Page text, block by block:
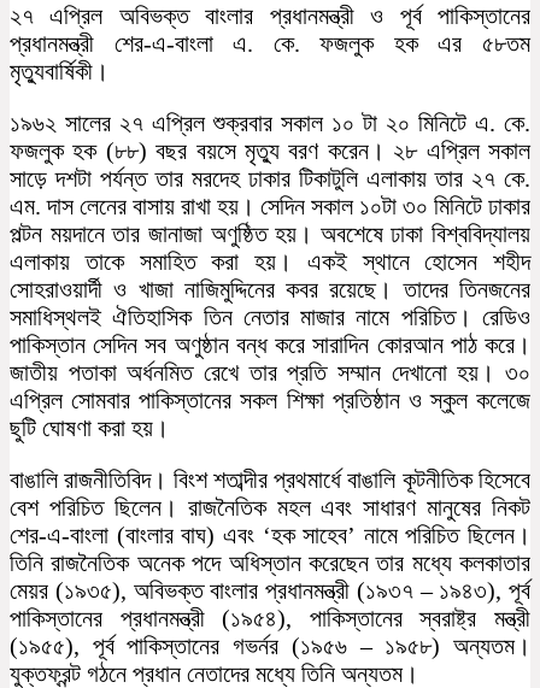
২৭ এপ্রিল অবিভক্ত বাংলার প্রধানমন্ত্রী ও পূর্ব পাকিস্তানের
প্রধানমন্ত্রী শের-এ-বাংলা এ. কে. ফজলুক হক এর ৫৮তম
মৃত্যুবার্ষিকী।
১৯৬২ সালের ২৭ এপ্রিল শুক্রবার সকাল ১০ টা ২০ মিনিটে এ. কে.
ফজলুক হক (৮৮) বছর বয়সে মৃত্যু বরণ করেন। ২৮ এপ্রিল সকাল
সাড়ে দশটা পর্যন্ত তার মরদেহ ঢাকার টিকাটুলি এলাকায় তার ২৭ কে.
এম. দাস লেনের বাসায় রাখা হয়। সেদিন সকাল ১০টা ৩০ মিনিটে ঢাকার
পল্টন ময়দানে তার জানাজা অণুষ্ঠিত হয়। অবশেষে ঢাকা বিশ্ববিদ্যালয়
এলাকায় তাকে সমাহিত করা হয়। একই স্থানে হোসেন শহীদ
সোহরাওয়ার্দী ও খাজা নাজিমুদ্দিনের কবর রয়েছে। তাদের তিনজনের
সমাধিস্থলই ঐতিহাসিক তিন নেতার মাজার নামে পরিচিত। রেডিও
পাকিস্তান সেদিন সব অণুষ্ঠান বন্ধ করে সারাদিন কোরআন পাঠ করে।
জাতীয় পতাকা অর্ধনমিত রেখে তার প্রতি সম্মান দেখানো হয়। ৩০
এপ্রিল সোমবার পাকিস্তানের সকল শিক্ষা প্রতিষ্ঠান ও স্কুল কলেজে
ছুটি ঘোষণা করা হয়।
বাঙালি রাজনীতিবিদ। বিংশ শতাব্দীর প্রথমার্ধে বাঙালি কূটনীতিক হিসেবে
বেশ পরিচিত ছিলেন। রাজনৈতিক মহল এবং সাধারণ মানুষের নিকট
শের-এ-বাংলা (বাংলার বাঘ) এবং ‘হক সাহেব’ নামে পরিচিত ছিলেন।
তিনি রাজনৈতিক অনেক পদে অধিস্তান করেছেন তার মধ্যে কলকাতার
মেয়র (১৯৩৫), অবিভক্ত বাংলার প্রধানমন্ত্রী (১৯৩৭ – ১৯৪৩), পূর্ব
পাকিস্তানের প্রধানমন্ত্রী (১৯৫৪), পাকিস্তানের স্বরাষ্ট্র মন্ত্রী
(১৯৫৫), পূর্ব পাকিস্তানের গভর্নর (১৯৫৬ – ১৯৫৮) অন্যতম।
যুক্তফ্রন্ট গঠনে প্রধান নেতাদের মধ্যে তিনি অন্যতম।